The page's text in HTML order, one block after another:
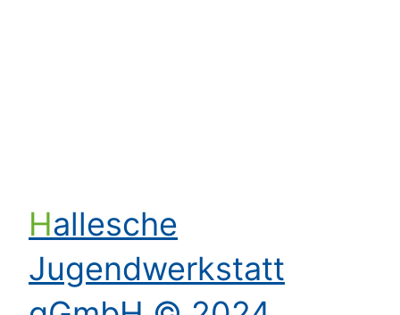
Hallesche
Jugendwerkstatt